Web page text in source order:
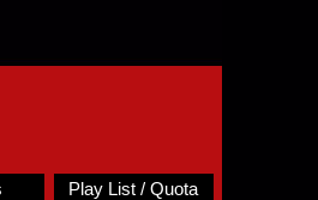
Play List / Quota